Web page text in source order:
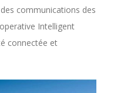
communications des
Intelligent
connectée et